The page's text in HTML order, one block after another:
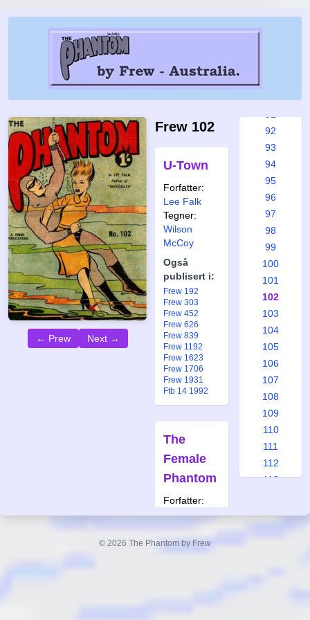
← Prew Next →
Frew 102
U-Town
Forfatter:
Lee Falk
Tegner:
Wilson
McCoy
Også
publisert i:
Frew 192
Frew 303
Frew 452
Frew 626
Frew 839
Frew 1192
Frew 1623
Frew 1706
Frew 1931
Ftb 14 1992
The
Female
Phantom
Forfatter:
Lee Falk
Wilson
85
92
93
94
95
96
97
98
99
100
101
102
103
104
105
106
107
108
109
110
111
112
113
© 2026 The Phantom by Frew